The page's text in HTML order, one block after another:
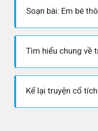
Soạn bài: Em bé
Tìm hiểu chung về
Kể lại truyện cổ